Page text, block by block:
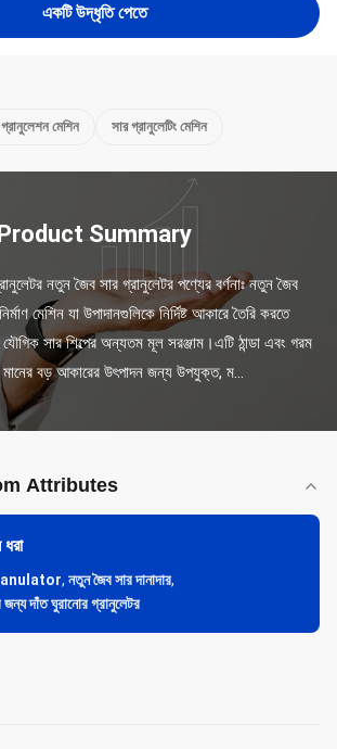
একটি উদ্ধৃতি পেতে
মেশিন সার গ্রানুলেটিং মেশিন
Summary
নতুন জৈব সার গ্রানুলেটর পণ্যের বর্ণনাঃ নতুন জৈব
মেশিন যা উপাদানগুলিকে নির্দিষ্ট আকারে তৈরি করতে
সার শিল্পের অন্যতম মূল সরঞ্জাম।এটি ঠান্ডা এবং গরম
বড় আকারের উৎপাদন জন্য উপযুক্ত, ম...
Attributes
, নতুন জৈব সার দানাদার,
জন্য দাঁত ঘুরানোর গ্রানুলেটর